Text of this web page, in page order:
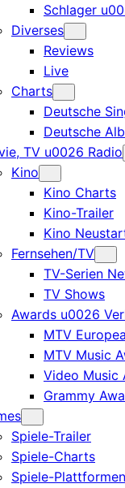
Schlager
Diverses
Reviews
Live
Charts
Deutsche
Deutsche
TV u0026 Radio
Kino
Kino Charts
Kino-Trailer
Kino
Fernsehen/TV
TV-Serien
TV Shows
Awards u0026
MTV
MTV Music
Video Music
Grammy
Spiele-Trailer
Spiele-Charts
Spiele-Plattformen